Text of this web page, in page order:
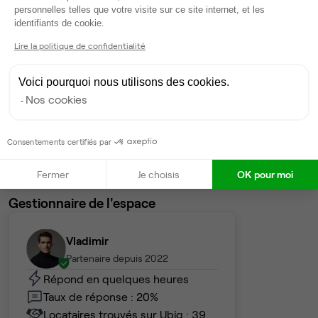
Espace indépendant
28postes • 190 m²
Gestionnaire de l'espace
Vladimir
Partenaire depuis 2022
Répond en quelques heures
Taux de réponse : 20%
Locataires trouvés sur Ubiq : 39
personnelles telles que votre visite sur ce site internet, et les
identifiants de cookie.
Lire la politique de confidentialité
Voici pourquoi nous utilisons des cookies.
Nos cookies
Consentements certifiés par
Fermer Je choisis OK pour moi